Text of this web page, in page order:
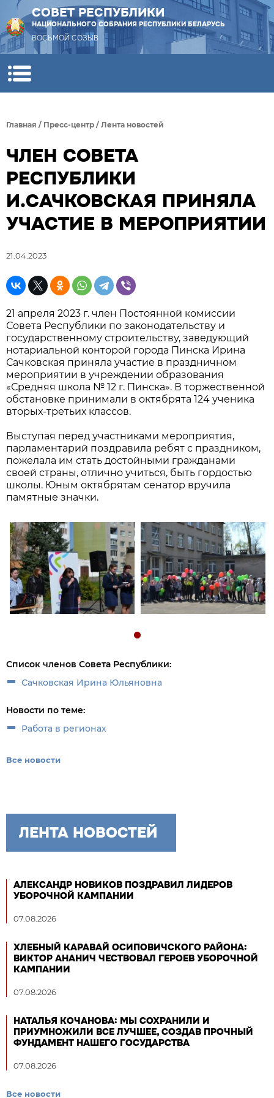
СОВЕТ РЕСПУБЛИКИ
НАЦИОНАЛЬНОГО СОБРАНИЯ РЕСПУБЛИКИ БЕЛАРУСЬ
ВОСЬМОЙ СОЗЫВ
Главная / Пресс-центр / Лента новостей
ЧЛЕН СОВЕТА
РЕСПУБЛИКИ
И.САЧКОВСКАЯ ПРИНЯЛА
УЧАСТИЕ В МЕРОПРИЯТИИ
21.04.2023
21 апреля 2023 г. член Постоянной комиссии
Совета Республики по законодательству и
государственному строительству, заведующий
нотариальной конторой города Пинска Ирина
Сачковская приняла участие в праздничном
мероприятии в учреждении образования
«Средняя школа № 12 г. Пинска». В торжественной
обстановке принимали в октябрята 124 ученика
вторых-третьих классов.
Выступая перед участниками мероприятия,
парламентарий поздравила ребят с праздником,
пожелала им стать достойными гражданами
своей страны, отлично учиться, быть гордостью
школы. Юным октябрятам сенатор вручила
памятные значки.
Список членов Совета Республики:
Сачковская Ирина Юльяновна
Новости по теме:
Работа в регионах
Все новости
ЛЕНТА НОВОСТЕЙ
АЛЕКСАНДР НОВИКОВ ПОЗДРАВИЛ ЛИДЕРОВ
УБОРОЧНОЙ КАМПАНИИ
07.08.2026
ХЛЕБНЫЙ КАРАВАЙ ОСИПОВИЧСКОГО РАЙОНА:
ВИКТОР АНАНИЧ ЧЕСТВОВАЛ ГЕРОЕВ УБОРОЧНОЙ
КАМПАНИИ
07.08.2026
НАТАЛЬЯ КОЧАНОВА: МЫ СОХРАНИЛИ И
ПРИУМНОЖИЛИ ВСЕ ЛУЧШЕЕ, СОЗДАВ ПРОЧНЫЙ
ФУНДАМЕНТ НАШЕГО ГОСУДАРСТВА
07.08.2026
Все новости